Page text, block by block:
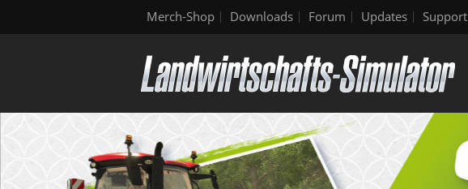
Merch-Shop Downloads Forum Updates Support